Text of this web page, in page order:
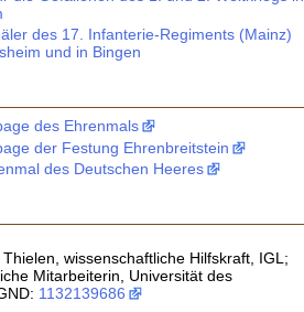
des 17. Infanterie-Regiments (Mainz)
und in Bingen
des Ehrenmals
der Festung Ehrenbreitstein
des Deutschen Heeres
wissenschaftliche Hilfskraft, IGL;
Mitarbeiterin, Universität des
1132139686